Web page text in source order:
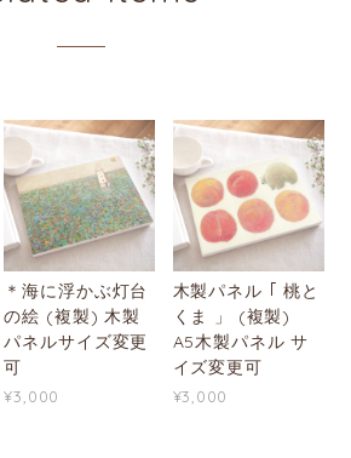
＊海に浮かぶ灯台
の絵 (複製) 木製
パネルサイズ変更
可
¥3,000
木製パネル ｢ 桃と
くま 」 (複製)
A5木製パネル サ
イズ変更可
¥3,000